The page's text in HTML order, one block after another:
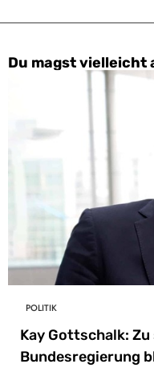
Du magst vielleicht
POLITIK
Kay Gottschalk:
Bundesregierung